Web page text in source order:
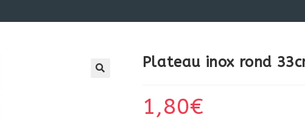
Plateau inox rond
1,80€